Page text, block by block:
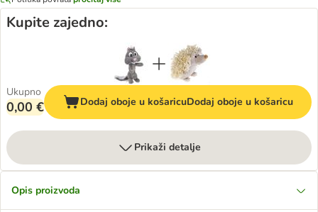
Kupite zajedno:
Ukupno
0,00 € Dodaj oboje u košaricuDodaj oboje u košaricu
Prikaži detalje
Opis proizvoda